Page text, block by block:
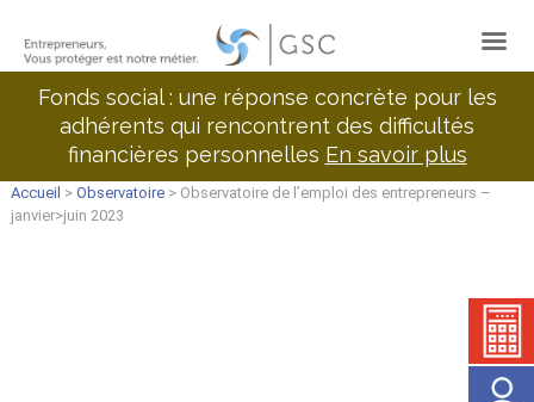
Fonds social : une réponse concrète pour les
adhérents qui rencontrent des difficultés
financières personnelles En savoir plus
Accueil > Observatoire> Observatoire de l’emploi des entrepreneurs –
janvier>juin 2023